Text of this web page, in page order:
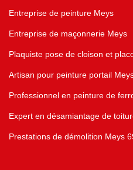
Entreprise de peinture Meys
Entreprise de maçonnerie Meys
Plaquiste pose de cloison et
Artisan pour peinture portail
Professionnel en peinture de
Expert en désamiantage de
Prestations de démolition Meys